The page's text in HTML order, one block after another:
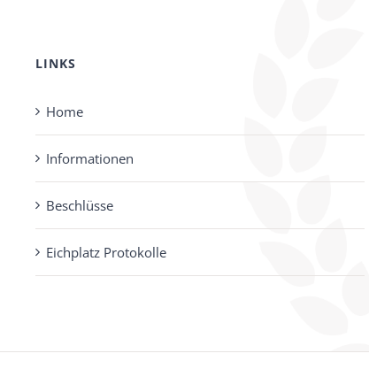
LINKS
Home
Informationen
Beschlüsse
Eichplatz Protokolle